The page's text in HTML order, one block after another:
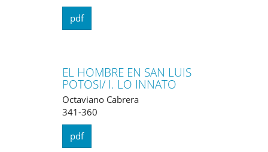
pdf
EL HOMBRE EN SAN LUIS
POTOSI/ I. LO INNATO
Octaviano Cabrera
341-360
pdf